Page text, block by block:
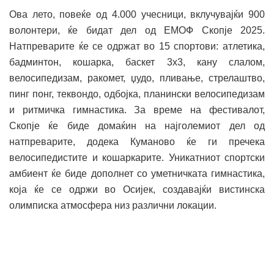
Ова лето, повеќе од 4.000 учесници, вклучувајќи 900
волонтери, ќе бидат дел од ЕМОФ Скопје 2025.
Натпреварите ќе се одржат во 15 спортови: атлетика,
бадминтон, кошарка, баскет 3х3, кану слалом,
велосипедизам, ракомет, џудо, пливање, стрелаштво,
пинг понг, теквондо, одбојка, планински велосипедизам
и ритмичка гимнастика. За време на фестивалот,
Скопје ќе биде домаќин на најголемиот дел од
натпреварите, додека Куманово ќе ги пречека
велосипедистите и кошаркарите. Уникатниот спортски
амбиент ќе биде дополнет со уметничката гимнастика,
која ќе се одржи во Осиjек, создавајќи вистинска
олимписка атмосфера низ различни локации.